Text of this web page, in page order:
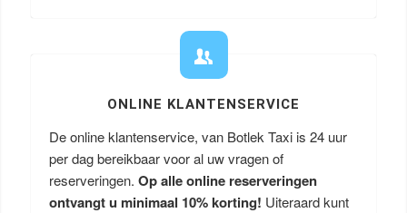
ONLINE KLANTENSERVICE
De online klantenservice, van Botlek Taxi is 24 uur
per dag bereikbaar voor al uw vragen of
reserveringen. Op alle online reserveringen
ontvangt u minimaal 10% korting! Uiteraard kunt